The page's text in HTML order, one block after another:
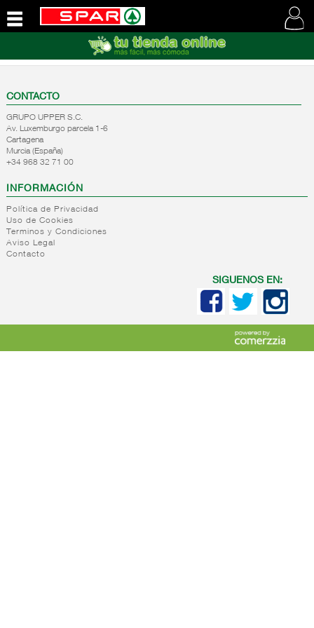
SOMOS
NUESTRA
WEB
CONTACTO
GRUPO UPPER S.C.
Av. Luxemburgo parcela 1-6
Cartagena
Murcia (España)
+34 968 32 71 00
INFORMACIÓN
Política de Privacidad
Uso de Cookies
Terminos y Condiciones
Aviso Legal
Contacto
SIGUENOS EN: